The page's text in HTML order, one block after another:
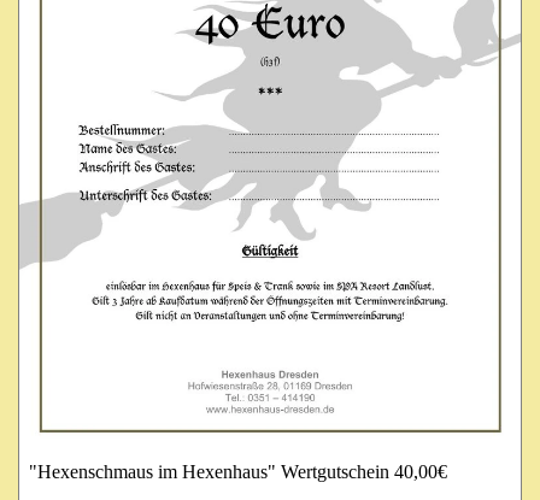
"Hexenschmaus im Hexenhaus" Wertgutschein 40,00€